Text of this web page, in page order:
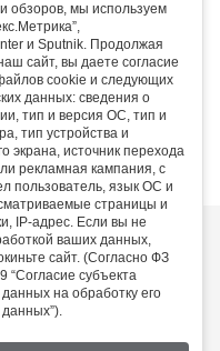
обзоров, мы используем
и Sputnik. Продолжая
сайт, вы даете согласие
cookie и следующих
данных: сведения о
тип и версия ОС, тип и
тип устройства и
экрана, источник перехода
рекламная кампания, с
пользователь, язык ОС и
страницы и
IP-адрес. Если вы не
ваших данных,
сайт. (Согласно ФЗ
“Согласие субъекта
на обработку его